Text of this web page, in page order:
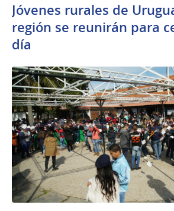
Jóvenes rurales de
región se reunirán para
día